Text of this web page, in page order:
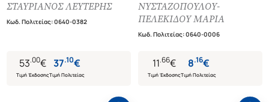
ΑΠΟ ΤΟ 1453 ΚΑΙ ΜΕΤΑ
ΣΤΑΥΡΙΑΝΟΣ ΛΕΥΤΕΡΗΣ
Κωδ. Πολιτείας:0640-0382
53.00€
Τιμή Έκδοσης
37.10€
Τιμή Πολιτείας
ΝΥΣΤΑΖΟΠΟΥΛΟΥ-
ΠΕΛΕΚΙΔΟΥ ΜΑΡΙΑ
Κωδ. Πολιτείας:0640-0006
11.66€
Τιμή Έκδοσης
8.16€
Τιμή Πολιτείας